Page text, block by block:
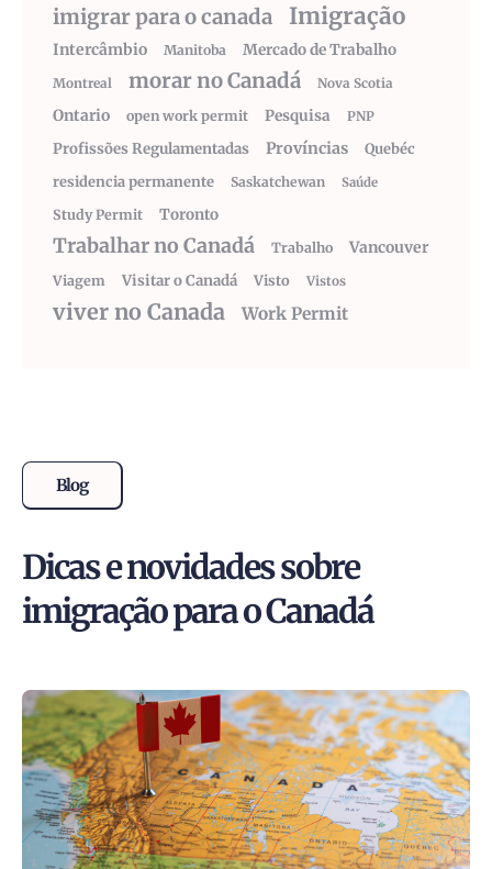
imigrar para o canada Imigração
Intercâmbio Manitoba Mercado de Trabalho
Montreal morar no Canadá Nova Scotia
Ontario open work permit Pesquisa PNP
Profissões Regulamentadas Províncias
Quebéc
residencia permanente
Saskatchewan Saúde
Study Permit Toronto
Trabalhar no Canadá Trabalho Vancouver
Viagem Visitar o Canadá Visto Vistos
viver no Canada Work Permit
Blog
Dicas e novidades sobre
imigração para o Canadá